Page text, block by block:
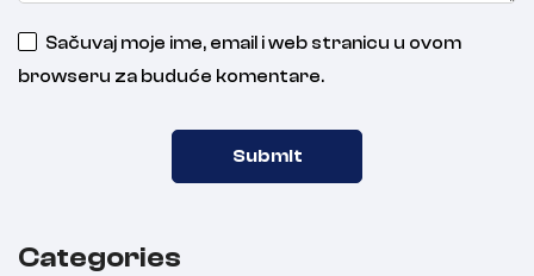
Sačuvaj moje ime, email i web stranicu u ovom
browseru za buduće komentare.
Categories